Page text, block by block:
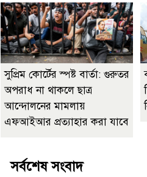
সুপ্রিম কোর্টের স্পষ্ট বার্তা: গুরুতর
অপরাধ না থাকলে ছাত্র
আন্দোলনের মামলায়
এফআইআর প্রত্যাহার করা যাবে
সর্বশেষ সংবাদ